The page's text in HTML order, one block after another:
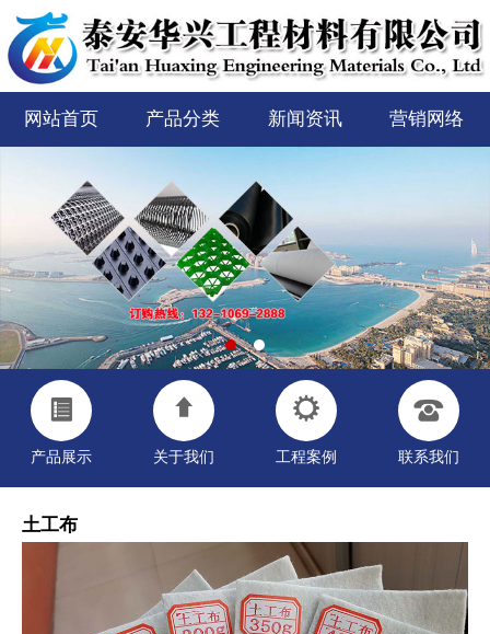
网站首页 产品分类 新闻资讯 营销网络
产品展示 关于我们 工程案例 联系我们
土工布